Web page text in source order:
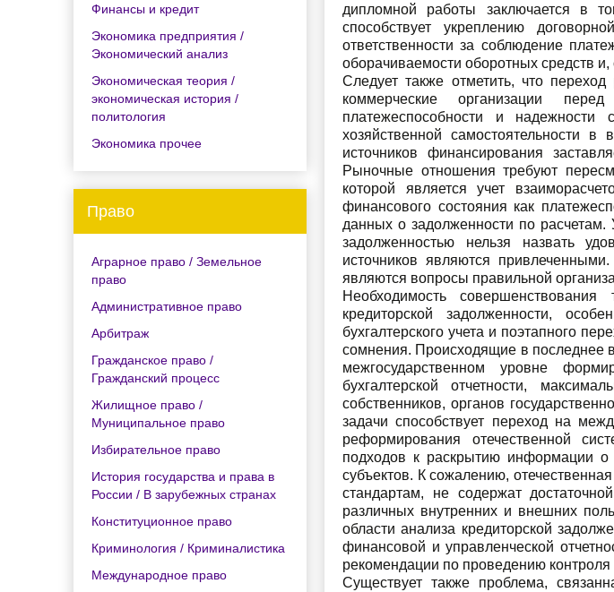
Финансы и кредит
Экономика предприятия /
Экономический анализ
Экономическая теория /
экономическая история /
политология
Экономика прочее
Право
Аграрное право / Земельное
право
Административное право
Арбитраж
Гражданское право /
Гражданский процесс
Жилищное право /
Муниципальное право
Избирательное право
История государства и права в
России / В зарубежных странах
Конституционное право
Криминология / Криминалистика
Международное право
дипломной работы заключается в
способствует укреплению
ответственности за соблюдение
оборачиваемости оборотных средств
Следует также отметить, что
коммерческие организации
платежеспособности и надежности
хозяйственной самостоятельности
источников финансирования
Рыночные отношения требуют
которой является учет
финансового состояния как
данных о задолженности по расчетам.
задолженностью нельзя назвать
источников являются
являются вопросы правильной
Необходимость
кредиторской задолженности,
бухгалтерского учета и поэтапного
сомнения. Происходящие в последнее
межгосударственном уровне
бухгалтерской отчетности,
собственников, органов
задачи способствует переход на
реформирования отечественной
подходов к раскрытию информации о
субъектов. К сожалению,
стандартам, не содержат
различных внутренних и внешних
области анализа кредиторской
финансовой и управленческой
рекомендации по проведению
Существует также проблема,